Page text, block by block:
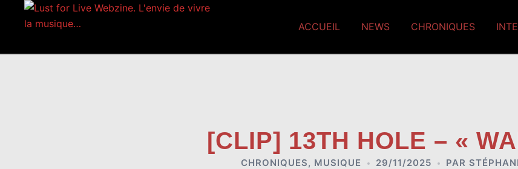
ACCUEIL NEWS CHRONIQUES
[CLIP] 13TH HOLE – «
CHRONIQUES, MUSIQUE 29/11/2025 PAR